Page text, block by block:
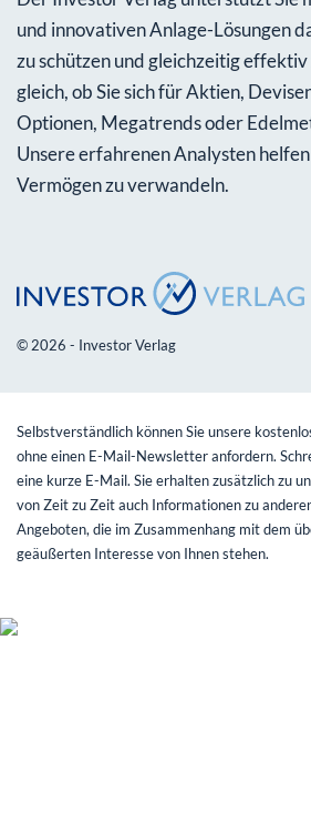
und innovativen Anlage-Lösungen
zu schützen und gleichzeitig
gleich, ob Sie sich für Aktien,
Optionen, Megatrends oder
Unsere erfahrenen Analysten
Vermögen zu verwandeln.
© 2026 - Investor Verlag
Selbstverständlich können Sie unsere
ohne einen E-Mail-Newsletter anfordern.
eine kurze E-Mail. Sie erhalten zusätzlich zu
von Zeit zu Zeit auch Informationen zu
Angeboten, die im Zusammenhang mit dem
geäußerten Interesse von Ihnen stehen.